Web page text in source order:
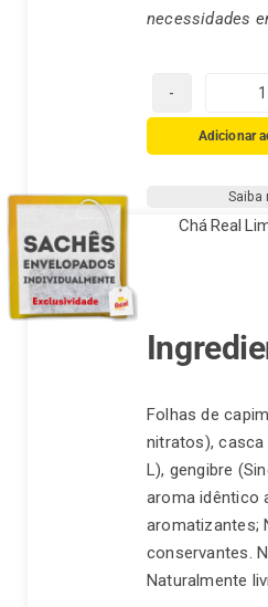
necessidades
Adicionar
Saiba
Chá Real
Folhas de
nitratos),
L), gengibre
aroma idêntico
aromatizantes;
conservantes.
Naturalmente